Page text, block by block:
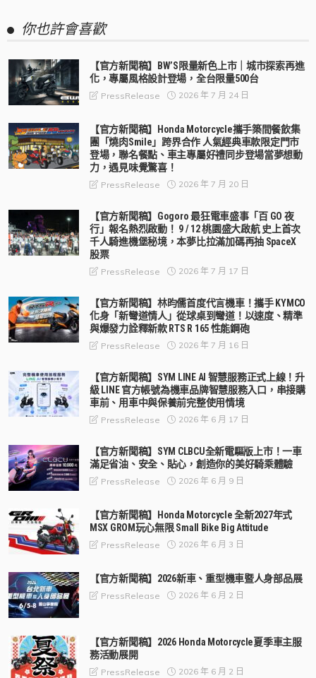
你也許會喜歡
【官方新聞稿】BW’S限量新色上市｜城市探索再進
化，專屬風格設計登場，全台限量500台
PressRelease 2026 年 7 月 24 日
【官方新聞稿】Honda Motorcycle攜手築間餐飲集
團「燒肉Smile」跨界合作 人氣經典車款限定門市
登場，聯名餐點、車主專屬好禮同步登場當夢想動
力，遇見味覺驚喜！
PressRelease 2026 年 7 月 20 日
【官方新聞稿】Gogoro 最狂電車盛事「百 GO 夜
行」報名熱烈啟動！ 9 / 12 桃園盛大啟航 史上首次
千人騎進機堡秘境，本夢比拉滿加碼再抽 SpaceX
股票
PressRelease 2026 年 7 月 17 日
【官方新聞稿】林昀儒首度代言機車！攜手 KYMCO
化身「新彎道情人」從球桌到彎道！以速度、精準
與爆發力詮釋新款 RTS R 165 性能鋼砲
PressRelease 2026 年 7 月 16 日
【官方新聞稿】SYM LINE AI 智慧服務正式上線！升
級 LINE 官方帳號為機車品牌智慧服務入口，串接購
車前、用車中與保養前完整使用情境
PressRelease 2026 年 6 月 17 日
【官方新聞稿】SYM CLBCU全新電驅版上市！一車
滿足省油、安全、貼心，創造你的美好騎乘體驗
PressRelease 2026 年 6 月 9 日
【官方新聞稿】Honda Motorcycle 全新2027年式
MSX GROM玩心無限 Small Bike Big Attitude
PressRelease 2026 年 6 月 3 日
【官方新聞稿】2026新車、重型機車暨人身部品展
PressRelease 2026 年 6 月 2 日
【官方新聞稿】2026 Honda Motorcycle夏季車主服
務活動展開
PressRelease 2026 年 6 月 2 日